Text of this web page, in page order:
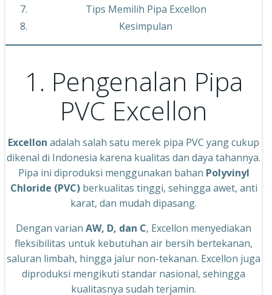
Tips Memilih Pipa Excellon
Kesimpulan
1. Pengenalan Pipa
PVC Excellon
Excellon adalah salah satu merek pipa PVC yang cukup
dikenal di Indonesia karena kualitas dan daya tahannya.
Pipa ini diproduksi menggunakan bahan Polyvinyl
Chloride (PVC)berkualitas tinggi, sehingga awet, anti
karat, dan mudah dipasang.
Dengan varian AW, D, dan C, Excellon menyediakan
fleksibilitas untuk kebutuhan air bersih bertekanan,
saluran limbah, hingga jalur non-tekanan. Excellon juga
diproduksi mengikuti standar nasional, sehingga
kualitasnya sudah terjamin.